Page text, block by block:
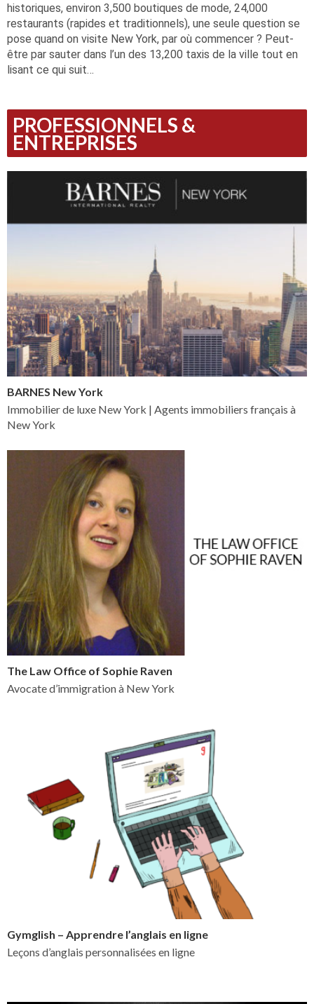
historiques, environ 3,500 boutiques de mode, 24,000
restaurants (rapides et traditionnels), une seule question se
pose quand on visite New York, par où commencer ? Peut-
être par sauter dans l’un des 13,200 taxis de la ville tout en
lisant ce qui suit…
PROFESSIONNELS &
ENTREPRISES
BARNES New York
Immobilier de luxe New York | Agents immobiliers français à
New York
The Law Office of Sophie Raven
Avocate d’immigration à New York
Gymglish – Apprendre l’anglais en ligne
Leçons d’anglais personnalisées en ligne